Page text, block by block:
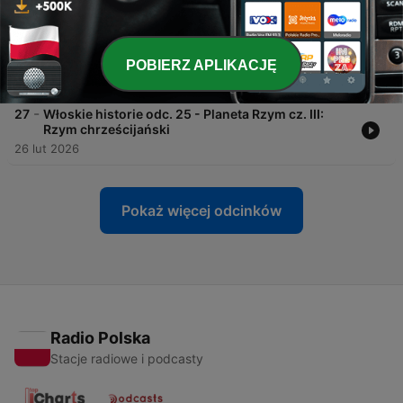
01 maj 2026
28 - Włoskie historie odc. 26 - Kasia Nowacka o tym,
jak się zostaje w Toskanii
27 mar 2026
27 - Włoskie historie odc. 25 - Planeta Rzym cz. III:
Rzym chrześcijański
26 lut 2026
Pokaż więcej odcinków
Radio Polska
Stacje radiowe i podcasty
POBIERZ APLIKACJĘ